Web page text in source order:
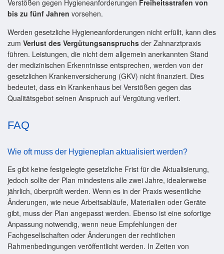
Verstößen gegen Hygieneanforderungen Freiheitsstrafen von
bis zu fünf Jahren vorsehen.
Werden gesetzliche Hygieneanforderungen nicht erfüllt, kann dies
zum Verlust des Vergütungsanspruchs der Zahnarztpraxis
führen. Leistungen, die nicht dem allgemein anerkannten Stand
der medizinischen Erkenntnisse entsprechen, werden von der
gesetzlichen Krankenversicherung (GKV) nicht finanziert. Dies
bedeutet, dass ein Krankenhaus bei Verstößen gegen das
Qualitätsgebot seinen Anspruch auf Vergütung verliert.
FAQ
Wie oft muss der Hygieneplan aktualisiert werden?
Es gibt keine festgelegte gesetzliche Frist für die Aktualisierung,
jedoch sollte der Plan mindestens alle zwei Jahre, idealerweise
jährlich, überprüft werden. Wenn es in der Praxis wesentliche
Änderungen, wie neue Arbeitsabläufe, Materialien oder Geräte
gibt, muss der Plan angepasst werden. Ebenso ist eine sofortige
Anpassung notwendig, wenn neue Empfehlungen der
Fachgesellschaften oder Änderungen der rechtlichen
Rahmenbedingungen veröffentlicht werden. In Zeiten von